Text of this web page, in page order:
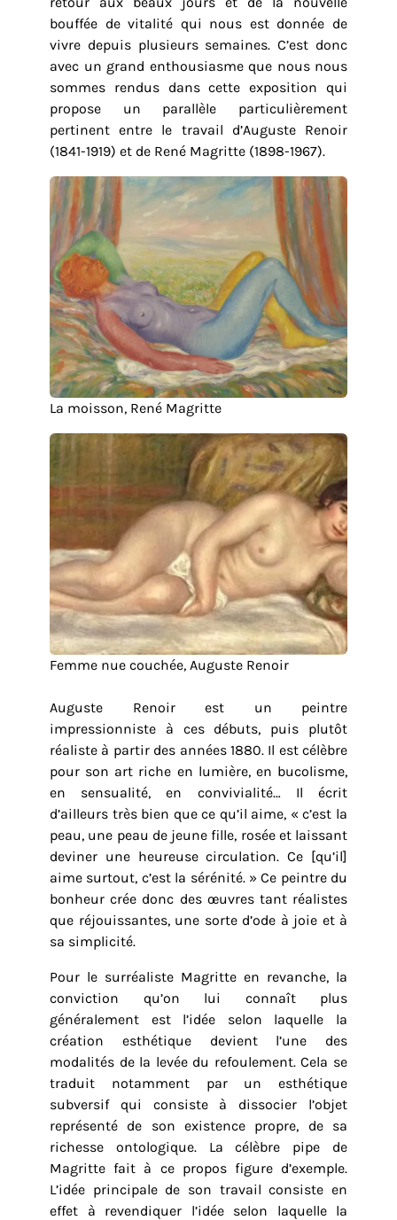
bouffée de vitalité qui nous est donnée de
vivre depuis plusieurs semaines. C’est donc
avec un grand enthousiasme que nous nous
sommes rendus dans cette exposition qui
propose un parallèle particulièrement
pertinent entre le travail d’Auguste Renoir
(1841-1919) et de René Magritte (1898-1967).
La moisson, René Magritte
Femme nue couchée, Auguste Renoir
Auguste Renoir est un peintre
impressionniste à ces débuts, puis plutôt
réaliste à partir des années 1880. Il est célèbre
pour son art riche en lumière, en bucolisme,
en sensualité, en convivialité… Il écrit
d’ailleurs très bien que ce qu’il aime, « c’est la
peau, une peau de jeune fille, rosée et laissant
deviner une heureuse circulation. Ce [qu’il]
aime surtout, c’est la sérénité. » Ce peintre du
bonheur crée donc des œuvres tant réalistes
que réjouissantes, une sorte d’ode à joie et à
sa simplicité.
Pour le surréaliste Magritte en revanche, la
conviction qu’on lui connaît plus
généralement est l’idée selon laquelle la
création esthétique devient l’une des
modalités de la levée du refoulement. Cela se
traduit notamment par un esthétique
subversif qui consiste à dissocier l’objet
représenté de son existence propre, de sa
richesse ontologique. La célèbre pipe de
Magritte fait à ce propos figure d’exemple.
L’idée principale de son travail consiste en
effet à revendiquer l’idée selon laquelle la